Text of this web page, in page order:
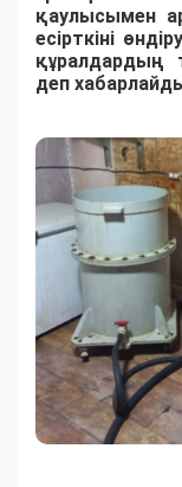
қаулысымен
есірткіні
құралдардың
деп